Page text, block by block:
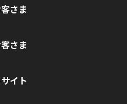
さま
さま
イト